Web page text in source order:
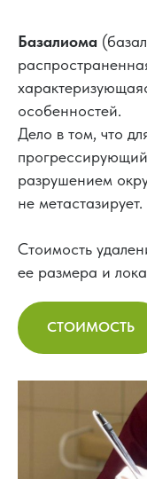
Базалиома
особенностей.
Дело в том, что
разрушением
не метастазирует.
Стоимость
ее размера и
СТОИМОСТЬ